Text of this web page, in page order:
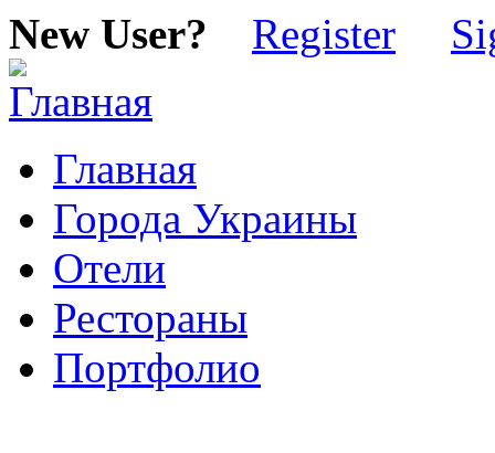
New User? Register
Главная
Города Украины
Отели
Рестораны
Портфолио